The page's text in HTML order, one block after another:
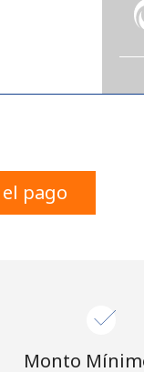
web, estoy de
pago
Monto